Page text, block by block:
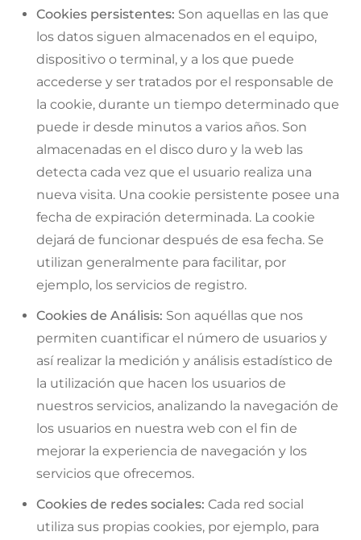
Cookies persistentes: Son aquellas en las que
los datos siguen almacenados en el equipo,
dispositivo o terminal, y a los que puede
accederse y ser tratados por el responsable de
la cookie, durante un tiempo determinado que
puede ir desde minutos a varios años. Son
almacenadas en el disco duro y la web las
detecta cada vez que el usuario realiza una
nueva visita. Una cookie persistente posee una
fecha de expiración determinada. La cookie
dejará de funcionar después de esa fecha. Se
utilizan generalmente para facilitar, por
ejemplo, los servicios de registro.
Cookies de Análisis: Son aquéllas que nos
permiten cuantificar el número de usuarios y
así realizar la medición y análisis estadístico de
la utilización que hacen los usuarios de
nuestros servicios, analizando la navegación de
los usuarios en nuestra web con el fin de
mejorar la experiencia de navegación y los
servicios que ofrecemos.
Cookies de redes sociales: Cada red social
utiliza sus propias cookies, por ejemplo, para